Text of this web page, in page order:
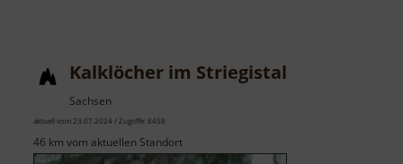
Kalklöcher im Striegistal
Sachsen
aktuell vom 23.07.2024 / Zugriffe: 8458
46 km vom aktuellen Standort